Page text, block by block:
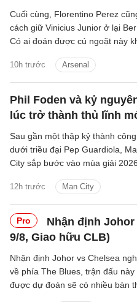
10h trước Arsenal
Cuối cùng, Florentino Perez
cách giữ Vinicius Junior ở lại
Có ai đoán được cú ngoặt này
Phil Foden và kỷ
lúc trở thành thủ lĩnh
12h trước Man City
Sau gần một thập kỷ thành
dưới triều đại Pep Guardiola,
City sắp bước vào mùa giải
trên băng ghế chỉ đạo.
Pro
Nhận định
9/8, Giao hữu CLB)
Nhận định Johor vs Chelsea
về phía The Blues, trận đấu này
được dự đoán sẽ có nhiều bàn